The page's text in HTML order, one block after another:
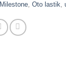
Milestone, Oto lastik,